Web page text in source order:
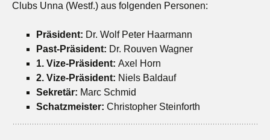
Clubs Unna (Westf.) aus folgenden Personen:
Präsident: Dr. Wolf Peter Haarmann
Past-Präsident: Dr. Rouven Wagner
1. Vize-Präsident: Axel Horn
2. Vize-Präsident: Niels Baldauf
Sekretär: Marc Schmid
Schatzmeister: Christopher Steinforth